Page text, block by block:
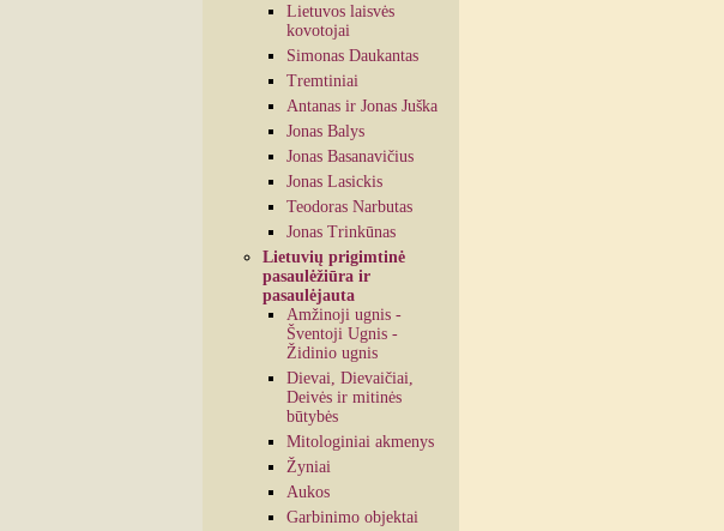
Lietuvos laisvės
kovotojai
Simonas Daukantas
Tremtiniai
Antanas ir Jonas Juška
Jonas Balys
Jonas Basanavičius
Jonas Lasickis
Teodoras Narbutas
Jonas Trinkūnas
Lietuvių prigimtinė
pasaulėžiūra ir
pasaulėjauta
Amžinoji ugnis -
Šventoji Ugnis -
Židinio ugnis
Dievai, Dievaičiai,
Deivės ir mitinės
būtybės
Mitologiniai akmenys
Žyniai
Aukos
Garbinimo objektai